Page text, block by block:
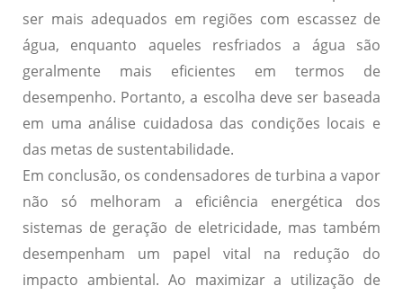
ser mais adequados em regiões com escassez de
água, enquanto aqueles resfriados a água são
geralmente mais eficientes em termos de
desempenho. Portanto, a escolha deve ser baseada
em uma análise cuidadosa das condições locais e
das metas de sustentabilidade.
Em conclusão, os condensadores de turbina a vapor
não só melhoram a eficiência energética dos
sistemas de geração de eletricidade, mas também
desempenham um papel vital na redução do
impacto ambiental. Ao maximizar a utilização de